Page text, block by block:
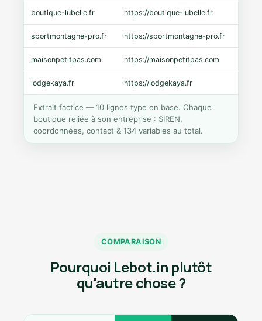
boutique-lubelle.fr https://boutique-lubelle.fr
sportmontagne-pro.fr https://sportmontagne-pro.fr
maisonpetitpas.com https://maisonpetitpas.com
lodgekaya.fr https://lodgekaya.fr
Extrait factice — 10 lignes type en base. Chaque
boutique reliée à son entreprise : SIREN,
coordonnées, contact & 134 variables au total.
COMPARAISON
Pourquoi Lebot.in plutôt
qu'autre chose ?